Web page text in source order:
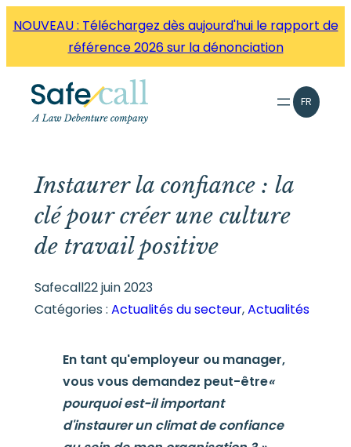
directement
contenu
NOUVEAU : Téléchargez dès aujourd'hui le rapport de
référence 2026 sur la dénonciation
FR
Instaurer la confiance : la
clé pour créer une culture
de travail positive
Safecall22 juin 2023
Catégories : Actualités du secteur, Actualités
En tant qu'employeur ou manager,
vous vous demandez peut-être«
pourquoi est-il important
d'instaurer un climat de confiance